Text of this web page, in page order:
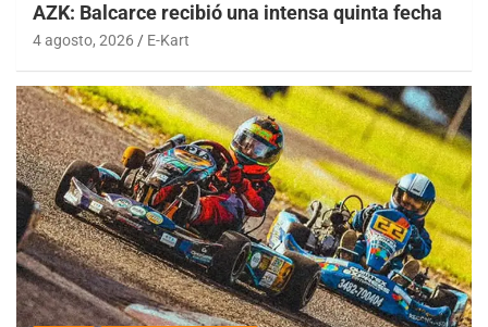
AZK: Balcarce recibió una intensa quinta fecha
4 agosto, 2026 E-Kart